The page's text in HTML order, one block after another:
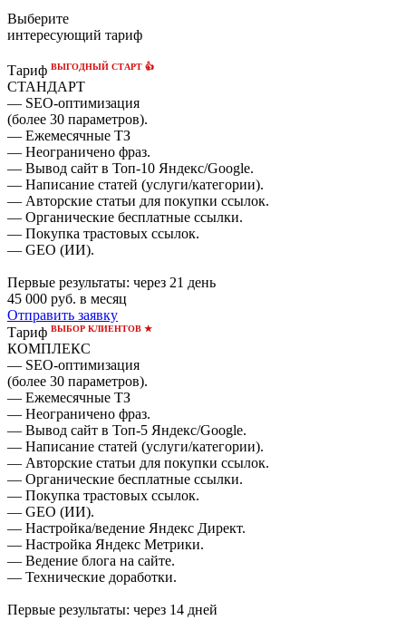
Выберите
интересующий тариф
Тариф ВЫГОДНЫЙ СТАРТ 👍
СТАНДАРТ
— SEO-оптимизация
(более 30 параметров).
— Ежемесячные ТЗ
— Неограничено фраз.
— Вывод сайт в Топ-10 Яндекс/Google.
— Написание статей (услуги/категории).
— Авторские статьи для покупки ссылок.
— Органические бесплатные ссылки.
— Покупка трастовых ссылок.
— GEO (ИИ).
Первые результаты: через 21 день
45 000 руб. в месяц
Отправить заявку
Тариф ВЫБОР КЛИЕНТОВ ★
КОМПЛЕКС
— SEO-оптимизация
(более 30 параметров).
— Ежемесячные ТЗ
— Неограничено фраз.
— Вывод сайт в Топ-5 Яндекс/Google.
— Написание статей (услуги/категории).
— Авторские статьи для покупки ссылок.
— Органические бесплатные ссылки.
— Покупка трастовых ссылок.
— GEO (ИИ).
— Настройка/ведение Яндекс Директ.
— Настройка Яндекс Метрики.
— Ведение блога на сайте.
— Технические доработки.
Первые результаты: через 14 дней